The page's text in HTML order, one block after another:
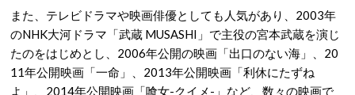
また、テレビドラマや映画俳優としても人気があり、2003年
のNHK大河ドラマ「武蔵 MUSASHI」で主役の宮本武蔵を演じ
たのをはじめとし、2006年公開の映画「出口のない海」、20
11年公開映画「一命」、2013年公開映画「利休にたずね
よ」、2014年公開映画「喰女-クイメ-」など、数々の映画で